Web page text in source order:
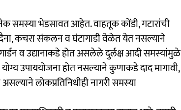
समस्‍या भेडसावत आहेत. वाहतूक कोंडी, गटारांची
दैना, कचरा संकलन व घंटागाडी वेळेत येत नसल्‍याने
व उद्यानाकडे होत असलेले दुर्लक्ष आदी समस्‍यांमुळे
उपाययोजना होत नसल्‍याने कुणाकडे दाद मागावी,
लोकप्रतिनिधीही नागरी समस्‍या